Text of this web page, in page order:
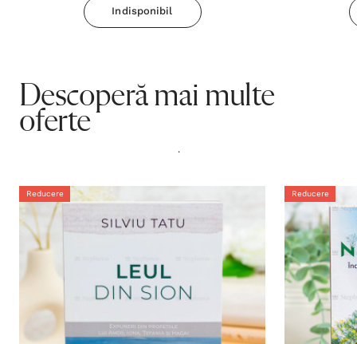
Indisponibil
Descoperă mai multe
oferte
.
Reducere Reducere